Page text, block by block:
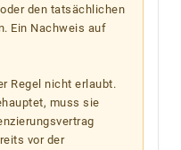
den tatsächlichen
Ein Nachweis auf
Regel nicht erlaubt.
muss sie
vor der